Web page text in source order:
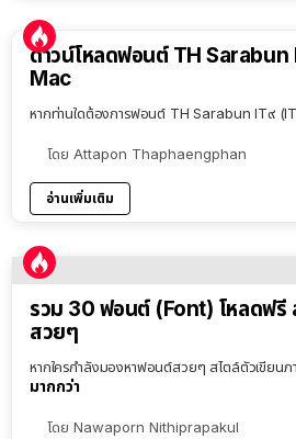
ดาวน์โหลดฟอนต์ TH Sarabun
Mac
หากท่านใดต้องการฟอนต์ TH Sarabun IT๙
โดย Attapon Thaphaengphan
อ่านเพิ่มเติม
รวม 30 ฟอนต์ (Font) โหลดฟรี
สวยๆ
หากใครกำลังมองหาฟอนต์สวยๆ สไตล์ตัวเขียนภ
มากกว่า
โดย Nawaporn Nithiprapakul